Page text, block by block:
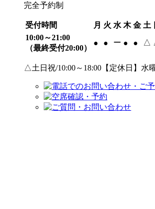
完全予約制
受付時間 月 火 水 木 金 土
10:00～21:00
（最終受付20:00）
● ● ー ● ● △
△土日祝/10:00～18:00【定休日】水